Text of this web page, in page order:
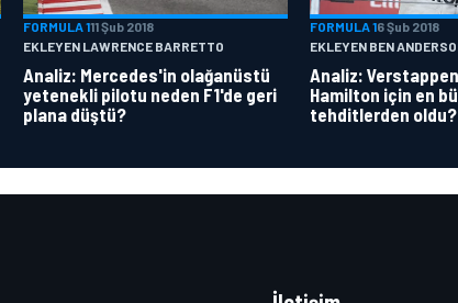
FORMULA 111 Şub 2018
EKLEYEN LAWRENCE BARRETTO
Analiz: Mercedes'in olağanüstü
yetenekli pilotu neden F1'de geri
plana düştü?
FORMULA 16 Şub 2018
EKLEYEN BEN
Analiz:
Hamilton için en
tehditlerden oldu?